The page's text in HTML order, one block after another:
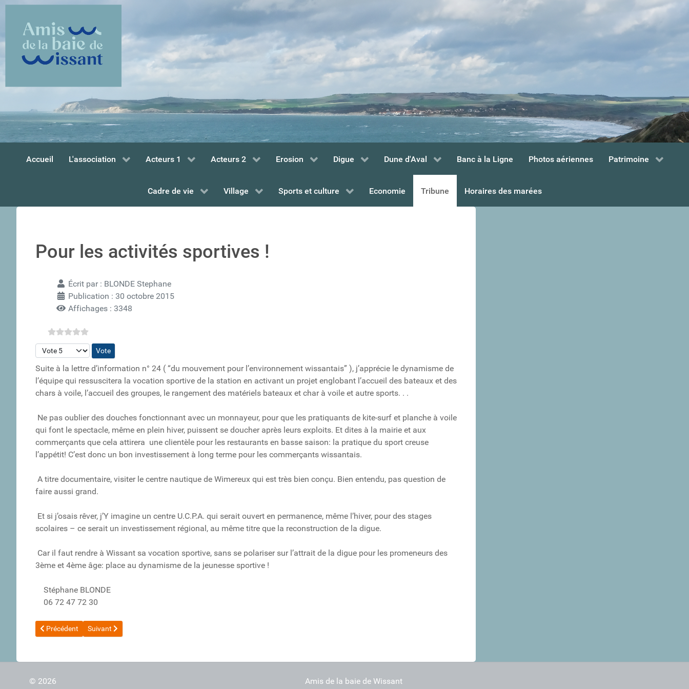
Accueil L'association Acteurs 1 Acteurs 2 Erosion Digue Dune d'Aval Banc à la Ligne Photos aériennes Patrimoine
Cadre de vie Village Sports et culture Economie Tribune Horaires des marées
Pour les activités sportives !
Écrit par : BLONDE Stephane
Publication : 30 octobre 2015
Affichages : 3348
Veuillez voter
Suite à la lettre d’information n° 24 ( “du mouvement pour l’environnement wissantais” ), j’apprécie le dynamisme de
l’équipe qui ressuscitera la vocation sportive de la station en activant un projet englobant l’accueil des bateaux et des
chars à voile, l’accueil des groupes, le rangement des matériels bateaux et char à voile et autre sports. . .
Ne pas oublier des douches fonctionnant avec un monnayeur, pour que les pratiquants de kite-surf et planche à voile
qui font le spectacle, même en plein hiver, puissent se doucher après leurs exploits. Et dites à la mairie et aux
commerçants que cela attirera une clientèle pour les restaurants en basse saison: la pratique du sport creuse
l’appétit! C’est donc un bon investissement à long terme pour les commerçants wissantais.
A titre documentaire, visiter le centre nautique de Wimereux qui est très bien conçu. Bien entendu, pas question de
faire aussi grand.
Et si j’osais rêver, j’Y imagine un centre U.C.P.A. qui serait ouvert en permanence, même l’hiver, pour des stages
scolaires – ce serait un investissement régional, au même titre que la reconstruction de la digue.
Car il faut rendre à Wissant sa vocation sportive, sans se polariser sur l’attrait de la digue pour les promeneurs des
3ème et 4ème âge: place au dynamisme de la jeunesse sportive !
Stéphane BLONDE
06 72 47 72 30
Article précédent : 20151207_Accès pour les secours en mer ?
Précédent Article suivant : Sécurité dans le détroit du Pas-de-Calais ?
Suivant
© 2026 Amis de la baie de Wissant